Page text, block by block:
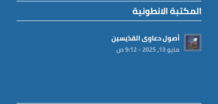
المكتبة الانطونية
أصول دعاوى القدّيسين
مايو 13, 2025 - 9:12 ص